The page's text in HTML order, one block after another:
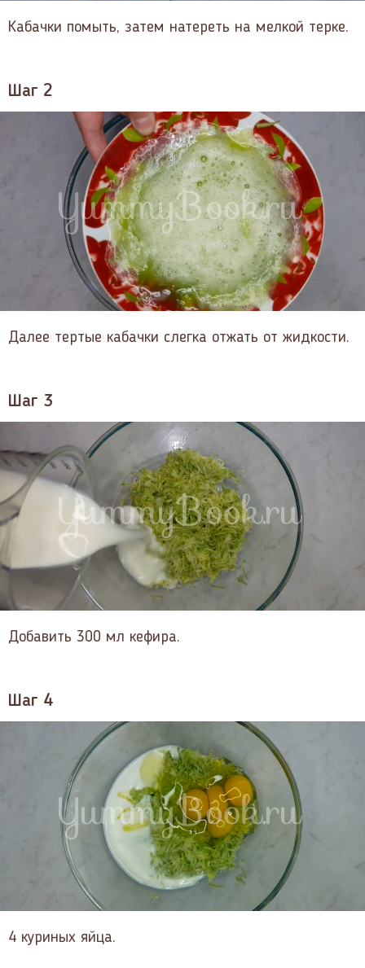
Кабачки помыть, затем натереть на мелкой терке.
Шаг 2
Далее тертые кабачки слегка отжать от жидкости.
Шаг 3
Добавить 300 мл кефира.
Шаг 4
4 куриных яйца.